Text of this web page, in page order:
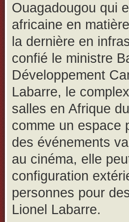
Ouagadougou qui
africaine en
la dernière en
confié le ministre
Développement
Labarre, le
salles en Afrique
comme un espace
des événements
au cinéma, elle
configuration
personnes pour
Lionel Labarre.